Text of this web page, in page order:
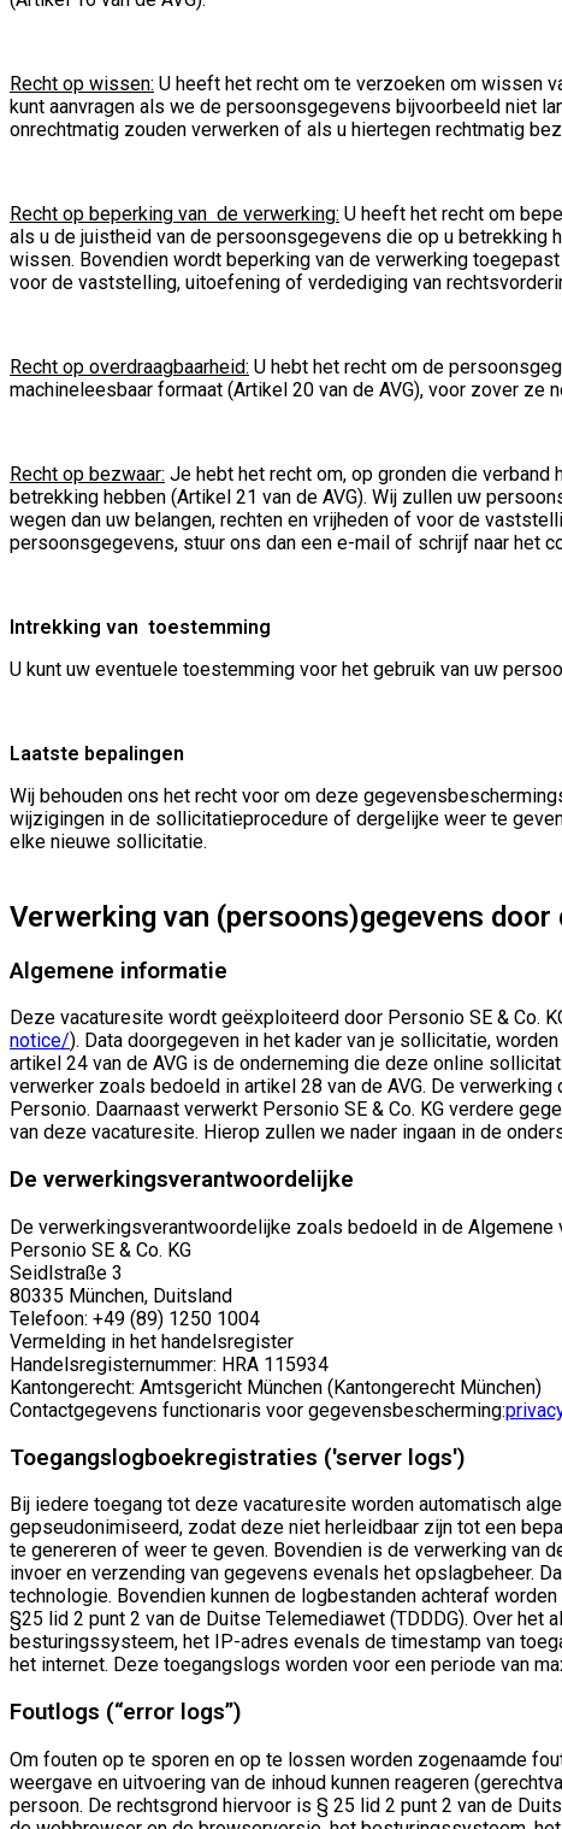
Recht op wissen: U heeft het recht om te verzoeken om wissen
kunt aanvragen als we de persoonsgegevens bijvoorbeeld niet
onrechtmatig zouden verwerken of als u hiertegen rechtmatig
Recht op beperking van de verwerking: U heeft het recht om
als u de juistheid van de persoonsgegevens die op u betrekking
wissen. Bovendien wordt beperking van de verwerking
voor de vaststelling, uitoefening of verdediging van
Recht op overdraagbaarheid: U hebt het recht om de
machineleesbaar formaat (Artikel 20 van de AVG), voor zover ze
Recht op bezwaar: Je hebt het recht om, op gronden die
betrekking hebben (Artikel 21 van de AVG). Wij zullen uw
wegen dan uw belangen, rechten en vrijheden of voor de
persoonsgegevens, stuur ons dan een e-mail of schrijf naar het
Intrekking van toestemming
U kunt uw eventuele toestemming voor het gebruik van uw
Laatste bepalingen
Wij behouden ons het recht voor om deze
wijzigingen in de sollicitatieprocedure of dergelijke weer te
elke nieuwe sollicitatie.
Verwerking van (persoons)gegevens
Algemene informatie
Deze vacaturesite wordt geëxploiteerd door Personio SE & Co.
notice/). Data doorgegeven in het kader van je sollicitatie,
artikel 24 van de AVG is de onderneming die deze online
verwerker zoals bedoeld in artikel 28 van de AVG. De
Personio. Daarnaast verwerkt Personio SE & Co. KG verdere
van deze vacaturesite. Hierop zullen we nader ingaan in de
De verwerkingsverantwoordelijke
De verwerkingsverantwoordelijke zoals bedoeld in de
Personio SE & Co. KG
Seidlstraße 3
80335 München, Duitsland
Telefoon: +49 (89) 1250 1004
Vermelding in het handelsregister
Handelsregisternummer: HRA 115934
Kantongerecht: Amtsgericht München (Kantongerecht München)
Contactgegevens functionaris voor gegevensbescherming:
Toegangslogboekregistraties ('server logs')
Bij iedere toegang tot deze vacaturesite worden automatisch
gepseudonimiseerd, zodat deze niet herleidbaar zijn tot een
te genereren of weer te geven. Bovendien is de verwerking van
invoer en verzending van gegevens evenals het opslagbeheer.
technologie. Bovendien kunnen de logbestanden achteraf
§25 lid 2 punt 2 van de Duitse Telemediawet (TDDDG). Over
besturingssysteem, het IP-adres evenals de timestamp van
het internet. Deze toegangslogs worden voor een periode van
Foutlogs (“error logs”)
Om fouten op te sporen en op te lossen worden zogenaamde
weergave en uitvoering van de inhoud kunnen reageren
persoon. De rechtsgrond hiervoor is § 25 lid 2 punt 2 van de